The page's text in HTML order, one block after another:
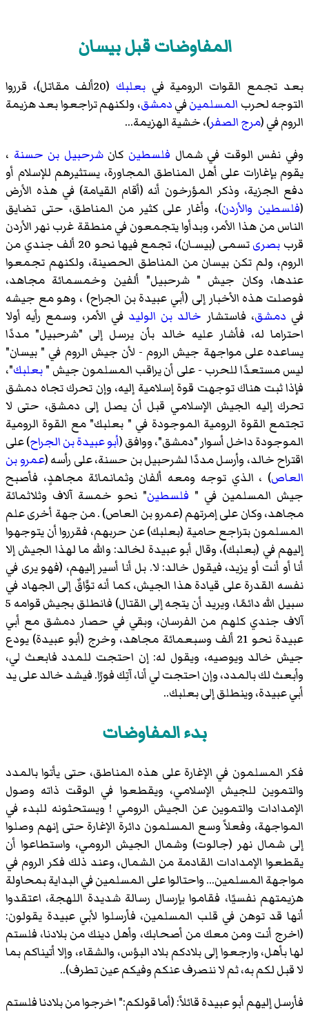
المفاوضات قبل بيسان
بعد تجمع القوات الرومية فيبعلبك
(20ألف مقاتل)، قرروا
التوجه لحرب المسلمينفيدمشق، ولكنهم تراجعوا بعد هزيمة
الروم في (مرج الصفر)، خشية الهزيمة...
وفي نفس الوقت في شمال فلسطين كانشرحبيل بن حسنة ،
يقوم بإغارات على أهل المناطق المجاورة، يستثيرهم للإسلام أو
دفع الجزية، وذكر المؤرخون أنه (أقام القيامة) في هذه الأرض
(فلسطين والأردن)، وأغار على كثير من المناطق، حتى تضايق
الناس من هذا الأمر، وبدأوا يتجمعون في منطقة غرب نهر الأردن
قرب بصرىتسمى (بيسـان
)، تجمع فيها نحو 20 ألف جندي من
الروم، ولم تكن بيسان من المناطق الحصينة، ولكنهم تجمعوا
عندها، وكان جيش " شرحبيل" ألفين وخمسمائة مجاهد،
فوصلت هذه الأخبار إلى (أبي عبيدة بن الجراح) ، وهو مع جيشه
في دمشق، فاستشار خالد بن الوليد في الأمر، وسمع رأيه أولا
احتراما له، فأشار عليه خالد بأن يرسل إلى "شرحبيل" مددًا
يساعده على مواجهة جيش الروم - لأن جيش الروم في " بيسان"
ليس مستعدًا للحرب - على أن يراقب المسلمون جيش "بعلبك"،
فإذا ثبت هناك توجهت قوة إسلامية إليه، وإن تحرك تجاه دمشق
تحرك إليه الجيش الإسلامي قبل أن يصل إلى دمشق، حتى لا
تجتمع القوة الرومية الموجودة في " بعلبك" مع القوة الرومية
الموجودة داخل أسوار "دمشق"، ووافق (أبو عبيدة بن الجراح) على
اقتراح خالد، وأرسل مددًا لشرحبيل بن حسنة، على رأسه (عمرو بن
العاص) ، الذي توجه ومعه ألفان وثمانمائة مجاهدٍ، فأصبح
جيش المسلمين في " فلسطين" نحو خمسة آلاف وثلاثمائة
مجاهد، وكان على إمرتهم (عمرو بن العاص) . من جهة أخرى علم
المسلمون بتراجع حامية (بعلبك) عن حربهم، فقرروا أن يتوجهوا
إليهم في (بعلبك)، وقال أبو عبيدة لخالد: والله ما لهذا الجيش إلا
أنا أو أنت أو يزيد، فيقول خالد: لا. بل أنا أسير إليهم، (فهو يرى في
نفسه القدرة على قيادة هذا الجيش، كما أنه توَّاقٌ إلى الجهاد في
سبيل الله دائمًا، ويريد أن يتجه إلى القتال) فانطلق بجيش قوامه 5
آلاف جندي كلهم من الفرسان، وبقي في حصار دمشق مع أبي
عبيدة نحو 21 ألف وسبعمائة مجاهد، وخرج (أبو عبيدة) يودع
جيش خالد ويوصيه، ويقول له: إن احتجت للمدد فابعث لي،
وأبعث لك بالمدد، وإن احتجت لي أنا، آتِك فورًا. فيشد خالد على يد
أبي عبيدة، وينطلق إلى بعلبك..
بدء المفاوضات
فكر المسلمون في الإغارة على هذه المناطق، حتى يأتوا بالمدد
والتموين للجيش الإسلامي، ويقطعوا في الوقت ذاته وصول
الإمدادات والتموين عن الجيش الرومي ! ويستحثونه للبدء في
المواجهة، وفعلاً وسع المسلمون دائرة الإغارة حتى إنهم وصلوا
إلى شمال نهر (جالوت) وشمال الجيش الرومي، واستطاعوا أن
يقطعوا الإمدادات القادمة من الشمال، وعند ذلك فكر الروم في
مواجهة المسلمين... واحتالوا على المسلمين في البداية بمحاولة
هزيمتهم نفسيًا، فقاموا بإرسال رسالة شديدة اللهجة، اعتقدوا
أنها قد توهن في قلب المسلمين، فأرسلوا لأبي عبيدة يقولون:
(اخرج أنت ومن معك من أصحابك، وأهل دينك من بلادنا، فلستم
لها بأهل، وارجعوا إلى بلادكم بلاد البؤس، والشقاء، وإلا أتيناكم بما
لا قبل لكم به، ثم لا ننصرف عنكم وفيكم عين تطرف)..
فأرسل إليهم أبو عبيدة قائلاً: (أما قولكم:" اخرجوا من بلادنا فلستم